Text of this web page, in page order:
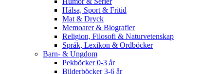
Hälsa, Sport & Fritid
Mat & Dryck
Memoarer & Biografier
Religion, Filosofi & Naturvetenskap
Språk, Lexikon & Ordböcker
Barn- & Ungdom
Pekböcker 0-3 år
Bilderböcker 3-6 år